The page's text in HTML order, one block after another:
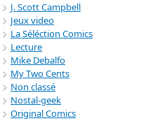
J. Scott Campbell
Jeux video
La Séléction Comics
Lecture
Mike Debalfo
My Two Cents
Non classé
Nostal-geek
Original Comics